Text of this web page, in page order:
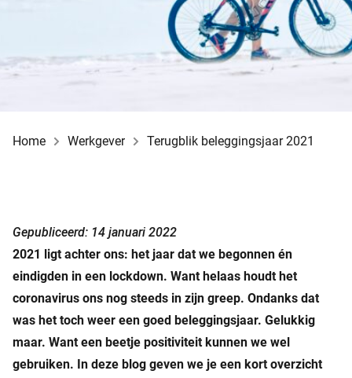
Home Werkgever Terugblik beleggingsjaar 2021
Gepubliceerd: 14 januari 2022
2021 ligt achter ons: het jaar dat we begonnen én
eindigden in een lockdown. Want helaas houdt het
coronavirus ons nog steeds in zijn greep. Ondanks dat
was het toch weer een goed beleggingsjaar. Gelukkig
maar. Want een beetje positiviteit kunnen we wel
gebruiken. In deze blog geven we je een kort overzicht